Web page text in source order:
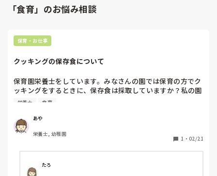
「食育」のお悩み相談
保育・お仕事
クッキングの保存食について
保育園栄養士をしています。みなさんの園では保育の方でク
ッキングをするときに、保存食は採取していますか？私の園
では採取していなかったのですが、他園で事故があってから
で大量調理マニュアルに沿えば良いのかなと悩んでいます。
栄養士 食育
あや
栄養士, 幼稚園
1 ・ 02/21
たろ